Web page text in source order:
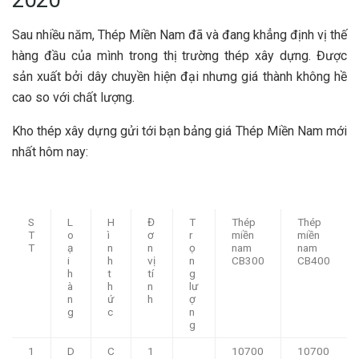
Sau nhiều năm, Thép Miền Nam đã và đang khẳng định vị thế
hàng đầu của mình trong thị trường thép xây dựng. Được
sản xuất bởi dây chuyền hiện đại nhưng giá thành không hề
cao so với chất lượng.
Kho thép xây dựng gửi tới bạn bảng giá Thép Miền Nam mới
nhất hôm nay:
S
T
T
L
o
ạ
i
h
à
n
g
H
ì
n
h
t
h
ứ
c
Đ
ơ
n
vị
tí
n
h
T
r
ọ
n
g
lư
ợ
n
g
Thép
miền
nam
CB300
Thép
miền
nam
CB400
1
D
C
1
10700 10700